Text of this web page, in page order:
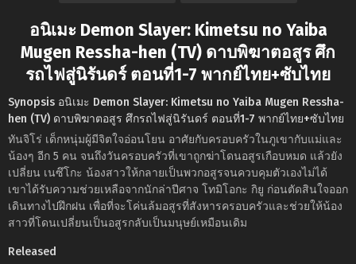
อนิเมะ Demon Slayer: Kimetsu no Yaiba
Mugen Ressha-hen (TV) ดาบพิฆาตอสูร ศึก
รถไฟสู่นิรันดร์ ตอนที่1-7 พากย์ไทย+ซับไทย
Synopsis อนิเมะ Demon Slayer: Kimetsu no Yaiba Mugen Ressha-
hen (TV) ดาบพิฆาตอสูร ศึกรถไฟสู่นิรันดร์ ตอนที่1-7 พากย์ไทย+ซับไทย
ทันจิโร่ เด็กหนุ่มผู้มีจิตใจอ่อนโยน อาศัยกับครอบครัวในภูเขากับแม่และ
น้องๆ อีก 5 คน จนถึงวันครอบครัวที่เขาถูกฆ่าโดนอสูรเกือบหมด แล้วยัง
เปลี่ยน เนซึโกะ น้องสาวให้กลายเป็นพวกอสูรจนควบคุมตัวเองไม่ได้
เขาได้รับความช่วยเหลือจากนักล่าปีศาจ โทมิโอกะ กิยู ก่อนตัดสินใจออก
เดินทางไปฝึกฝน เพื่อที่จะโค่นล้มอสูรที่สังหารครอบครัวและช่วยให้น้อง
สาวที่โดนเปลี่ยนเป็นอสูรกลับเป็นมนุษย์เหมือนเดิม
Released